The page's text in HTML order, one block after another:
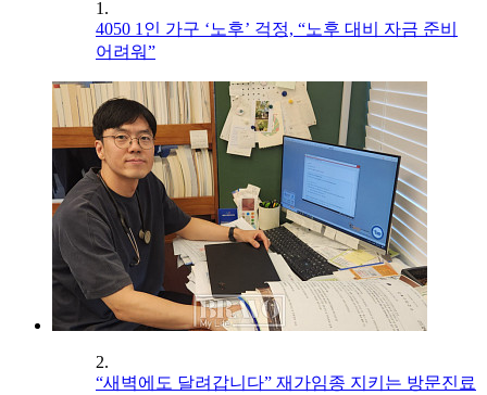
1.
4050 1인 가구 ‘노후’ 걱정, “노후 대비 자금 준비
어려워”
2.
“새벽에도 달려갑니다” 재가임종 지키는 방문진료